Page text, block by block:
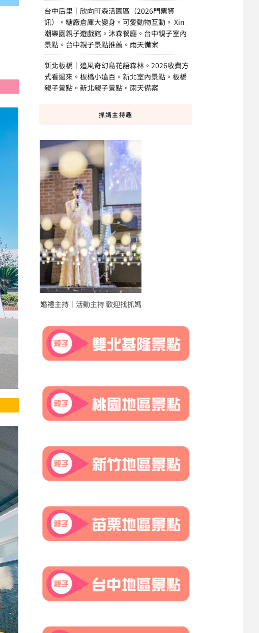
台中后里｜欣向町森活園區（2026門票資
訊）。糖廠倉庫大變身。可愛動物互動。 Xin
潮樂園親子遊戲館。沐森餐廳。台中親子室內
景點。台中親子景點推薦。雨天備案
新北板橋｜追風奇幻島花語森林。2026收費方
式看過來。板橋小遠百。新北室內景點。板橋
親子景點。新北親子景點。雨天備案
抓媽主持趣
婚禮主持｜活動主持 歡迎找抓媽